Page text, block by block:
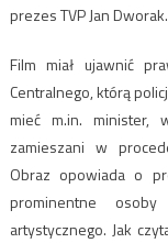
prezes TVP Jan Dworak.
Film miał ujawnić
Centralnego, którą
mieć m.in. minister,
zamieszani w
Obraz opowiada o
prominentne
artystycznego. Jak